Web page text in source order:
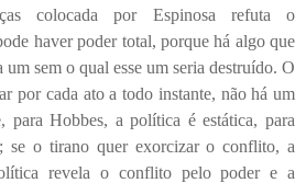
colocada por Espinosa refuta o
haver poder total, porque há algo que
um sem o qual esse um seria destruído. O
por cada ato a todo instante, não há um
para Hobbes, a política é estática, para
se o tirano quer exorcizar o conflito, a
revela o conflito pelo poder e a